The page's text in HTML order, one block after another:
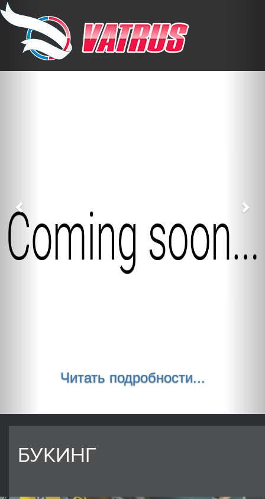
Читать подробности...
БУКИНГ